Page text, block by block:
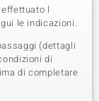
l
le indicazioni.
(dettagli
di
di completare